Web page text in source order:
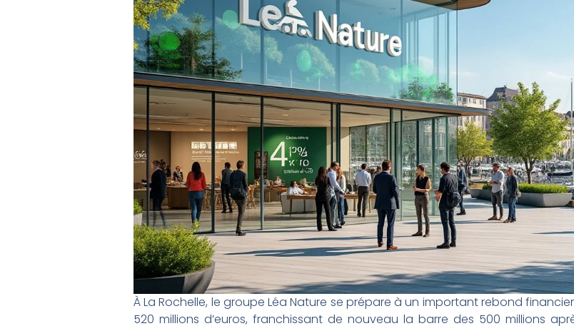
À La Rochelle, le groupe Léa Nature se prépare à un important rebond
520 millions d’euros, franchissant de nouveau la barre des 500 millions